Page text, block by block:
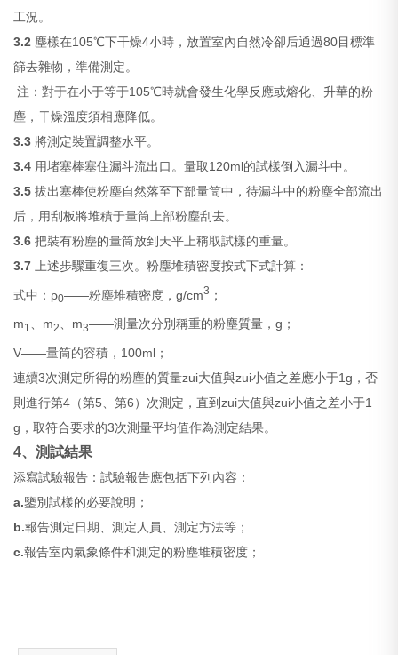
工況。
3.2 塵樣在105℃下干燥4小時，放置室內自然冷卻后通過80目標準
篩去雜物，準備測定。
注：對于在小于等于105℃時就會發生化學反應或熔化、升華的粉
塵，干燥溫度須相應降低。
3.3 將測定裝置調整水平。
3.4 用堵塞棒塞住漏斗流出口。量取120ml的試樣倒入漏斗中。
3.5拔出塞棒使粉塵自然落至下部量筒中，待漏斗中的粉塵全部流出
后，用刮板將堆積于量筒上部粉塵刮去。
3.6把裝有粉塵的量筒放到天平上稱取試樣的重量。
3.7
上述步驟重復三次。粉塵堆積密度按式下式計算：
式中：ρ0——粉塵堆積密度，g/cm3 ；
m1 、m2、m3——測量次分別稱重的粉塵質量，g；
V——量筒的容積，100ml；
連續3次測定所得的粉塵的質量zui大值與zui小值之差應小于1g，否
則進行第4（第5、第6）次測定，直到zui大值與zui小值之差小于1
g，取符合要求的3次測量平均值作為測定結果。
4、測試結果
添寫試驗報告：試驗報告應包括下列內容：
a.鑒別試樣的必要說明；
b.報告測定日期、測定人員、測定方法等；
c.報告室內氣象條件和測定的粉塵堆積密度；